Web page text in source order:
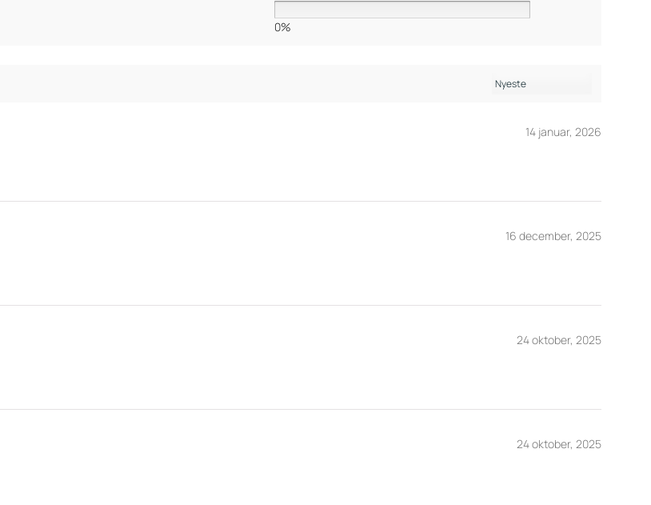
0%
14 januar, 2026
16 december, 2025
24 oktober, 2025
24 oktober, 2025